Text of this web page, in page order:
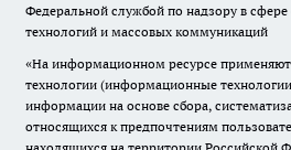
Федеральной службой по надзору в
технологий и массовых коммуникаций
«На информационном ресурсе
технологии (информационные
информации на основе сбора,
относящихся к предпочтениям